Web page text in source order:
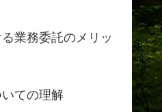
業務委託のメリッ
ての理解